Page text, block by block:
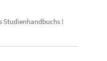
Studienhandbuchs !